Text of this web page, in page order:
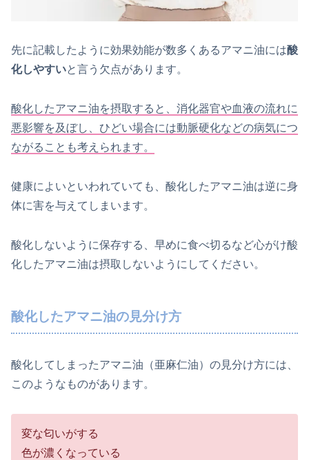
先に記載したように効果効能が数多くあるアマニ油には酸
化しやすいと言う欠点があります。
酸化したアマニ油を摂取すると、消化器官や血液の流れに
悪影響を及ぼし、ひどい場合には動脈硬化などの病気につ
ながることも考えられます。
健康によいといわれていても、酸化したアマニ油は逆に身
体に害を与えてしまいます。
酸化しないように保存する、早めに食べ切るなど心がけ酸
化したアマニ油は摂取しないようにしてください。
酸化したアマニ油の見分け方
酸化してしまったアマニ油（亜麻仁油）の見分け方には、
このようなものがあります。
変な匂いがする
色が濃くなっている